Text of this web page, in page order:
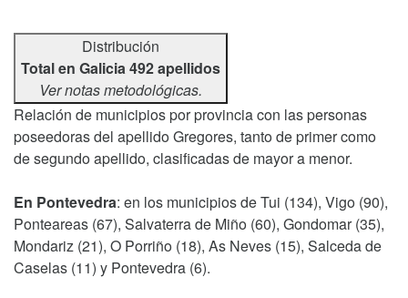
Distribución
Total en Galicia 492 apellidos
Ver notas metodológicas.
Relación de municipios por provincia con las personas
poseedoras del apellido Gregores, tanto de primer como
de segundo apellido, clasificadas de mayor a menor.
En Pontevedra: en los municipios de Tui (134), Vigo (90),
Ponteareas (67), Salvaterra de Miño (60), Gondomar (35),
Mondariz (21), O Porriño (18), As Neves (15), Salceda de
Caselas (11) y Pontevedra (6).